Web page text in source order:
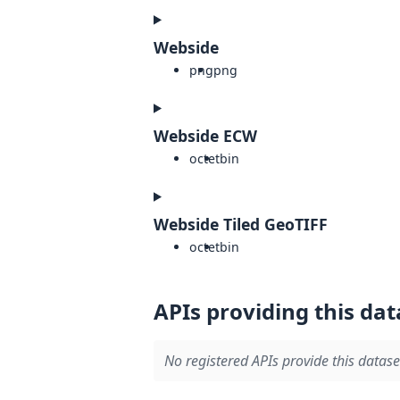
Webside
pngpng
Webside ECW
octetbin
Webside Tiled GeoTIFF
octetbin
APIs providing this
No registered APIs provide this